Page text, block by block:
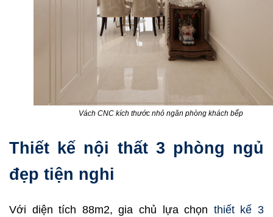
Vách CNC kích thước nhỏ ngăn phòng khách bếp
Thiết kế nội thất 3 phòng ngủ
đẹp tiện nghi
Với diện tích 88m2, gia chủ lựa chọn thiết kế 3